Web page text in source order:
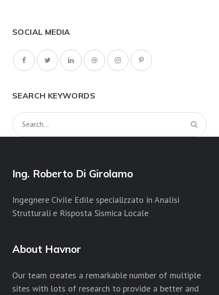
SOCIAL MEDIA
SEARCH KEYWORDS
Ing. Roberto Di Girolamo
Ingegnere Civile Edile specializzato in Analisi
Strutturali e Risposta Sismica Locale
About Havnor
Our team creates a remarkable number of multiple
sites with lots of research to provide a better and